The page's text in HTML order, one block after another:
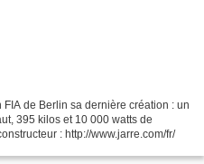
de Berlin sa dernière création : un
395 kilos et 10 000 watts de
: http://www.jarre.com/fr/